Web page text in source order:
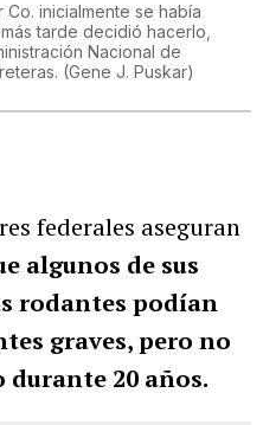
inicialmente se había
tarde decidió hacerlo,
Nacional de
(Gene J. Puskar)
federales aseguran
algunos de sus
rodantes podían
graves, pero no
20 años.